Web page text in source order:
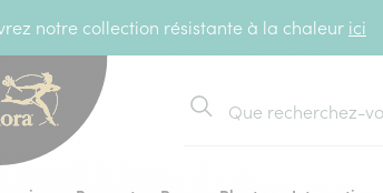
notre collection résistante à la chaleur ici
Rechercher